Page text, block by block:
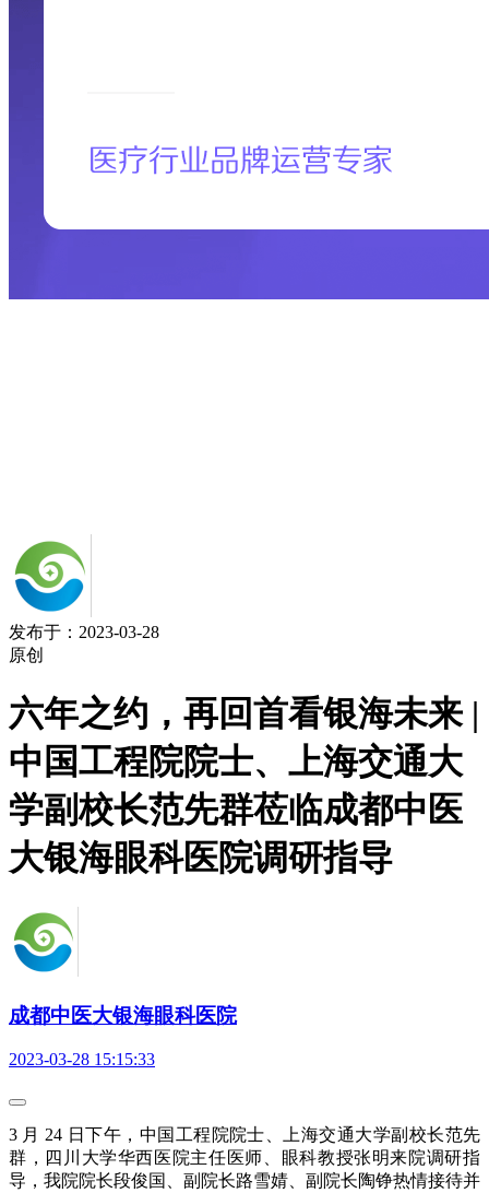
发布于：2023-03-28
原创
六年之约，再回首看银海未来 |
中国工程院院士、上海交通大
学副校长范先群莅临成都中医
大银海眼科医院调研指导
成都中医大银海眼科医院
2023-03-28 15:15:33
3 月 24 日下午，中国工程院院士、上海交通大学副校长范先
群，四川大学华西医院主任医师、眼科教授张明来院调研指
导，我院院长段俊国、副院长路雪婧、副院长陶铮热情接待并